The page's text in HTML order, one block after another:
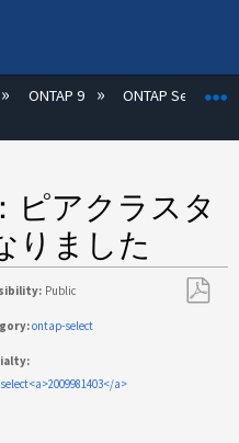
開/折りたたむ
ONTAP 9 ONTAP Select
ピアクラスタ
りました
Public
ontap-select
a>